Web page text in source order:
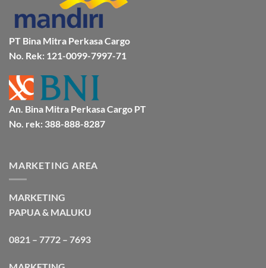
&
Aman
Bersama
Bmp
Cargo
PT Bina Mitra Perkasa Cargo
No. Rek: 121-0099-7997-71
An. Bina Mitra Perkasa Cargo PT
No. rek: 388-888-8287
MARKETING AREA
MARKETING
PAPUA & MALUKU
0821 – 7772 – 7693